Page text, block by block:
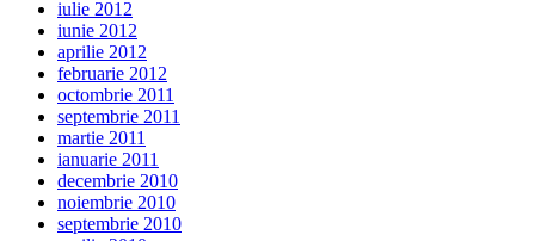
iulie 2012
iunie 2012
aprilie 2012
februarie 2012
octombrie 2011
septembrie 2011
martie 2011
ianuarie 2011
decembrie 2010
noiembrie 2010
septembrie 2010